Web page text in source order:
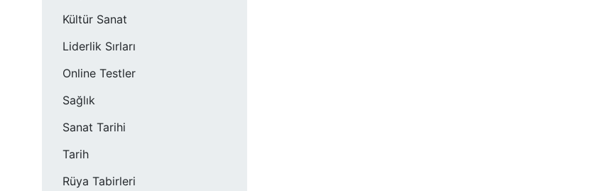
Kültür Sanat
Liderlik Sırları
Online Testler
Sağlık
Sanat Tarihi
Tarih
Rüya Tabirleri